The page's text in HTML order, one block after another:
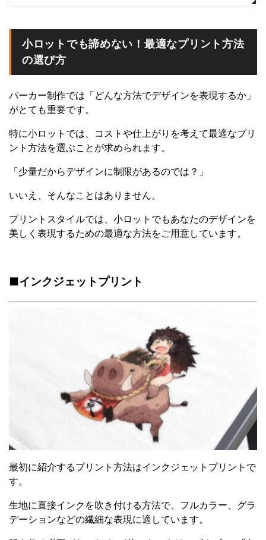
小ロットでも諦めない！最適なプリント方法
の選び方
パーカー制作では「どんな方法でデザインを表現するか」
がとても重要です。
特に小ロットでは、コストや仕上がりを考えて最適なプリ
ント方法を選ぶことが求められます。
「少量だからデザインに制限があるのでは？」
いいえ、そんなことはありません。
プリントスタイルでは、小ロットでもあなたのデザインを
美しく表現するための最適な方法をご用意しています。
■インクジェットプリント
最初に紹介するプリント方法はインクジェットプリントで
す。
生地に直接インクを吹き付ける方法で、フルカラー、グラ
デーションなどの繊細な表現に適しています。